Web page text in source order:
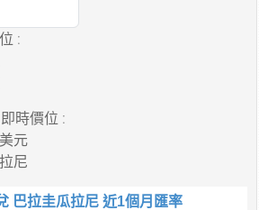
:
時價位 :
元
尼
巴拉圭瓜拉尼 近1個月匯率